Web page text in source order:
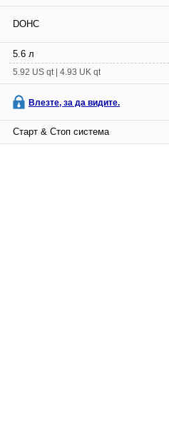
DOHC
5.6 л
5.92 US qt | 4.93 UK qt
Влезте, за да видите.
Старт & Стоп система